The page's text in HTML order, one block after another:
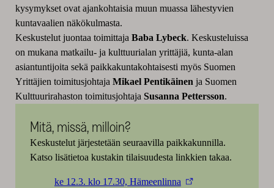
kysymykset ovat ajankohtaisia muun muassa lähestyvien
kuntavaalien näkökulmasta.
Keskustelut juontaa toimittaja Baba Lybeck. Keskusteluissa
on mukana matkailu- ja kulttuurialan yrittäjiä, kunta-alan
asiantuntijoita sekä paikkakuntakohtaisesti myös Suomen
Yrittäjien toimitusjohtaja Mikael Pentikäinen ja Suomen
Kulttuurirahaston toimitusjohtaja Susanna Pettersson.
Mitä, missä, milloin?
Keskustelut järjestetään seuraavilla paikkakunnilla.
Katso lisätietoa kustakin tilaisuudesta linkkien takaa.
ke 12.3. klo 17.30, Hämeenlinna